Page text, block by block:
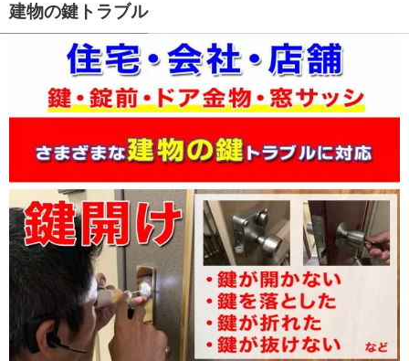
建物の鍵トラブル